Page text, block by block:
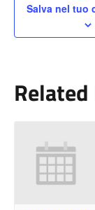
Salva nel tuo